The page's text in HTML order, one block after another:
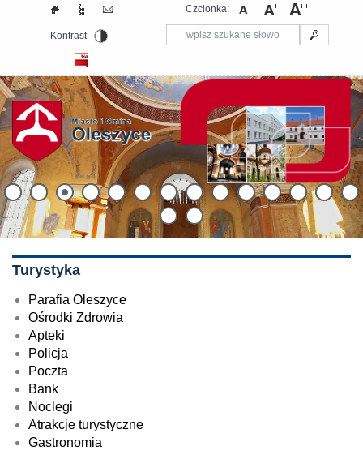
Czcionka:
Kontrast
Turystyka
Parafia Oleszyce
Ośrodki Zdrowia
Apteki
Policja
Poczta
Bank
Noclegi
Atrakcje turystyczne
Gastronomia